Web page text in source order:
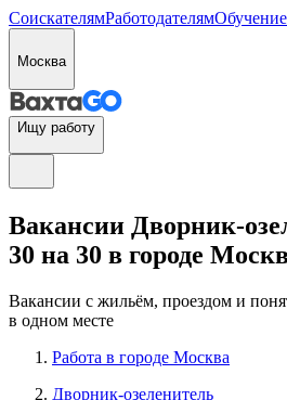
СоискателямРаботодателям
Москва
Ищу работу
Вакансии Дворник-
30 на 30 в городе
Вакансии с жильём, проездом и
в одном месте
Работа в городе Москва
Дворник-озеленитель